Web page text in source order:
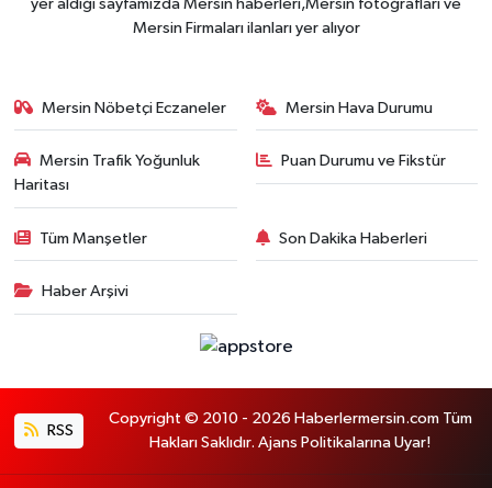
yer aldığı sayfamızda Mersin haberleri,Mersin fotoğrafları ve
Mersin Firmaları ilanları yer alıyor
Mersin Nöbetçi Eczaneler Mersin Hava Durumu
Mersin Trafik Yoğunluk
Haritası
Puan Durumu ve Fikstür
Tüm Manşetler Son Dakika Haberleri
Haber Arşivi
RSS
Copyright © 2010 - 2026 Haberlermersin.com Tüm
Hakları Saklıdır. Ajans Politikalarına Uyar!